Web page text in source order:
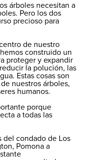
árboles necesitan a
Pero los dos
precioso para
de nuestro
construido un
proteger y expandir
la polución, las
Estas cosas son
nuestros árboles,
humanos.
porque
a todas las
del condado de Los
Pomona a